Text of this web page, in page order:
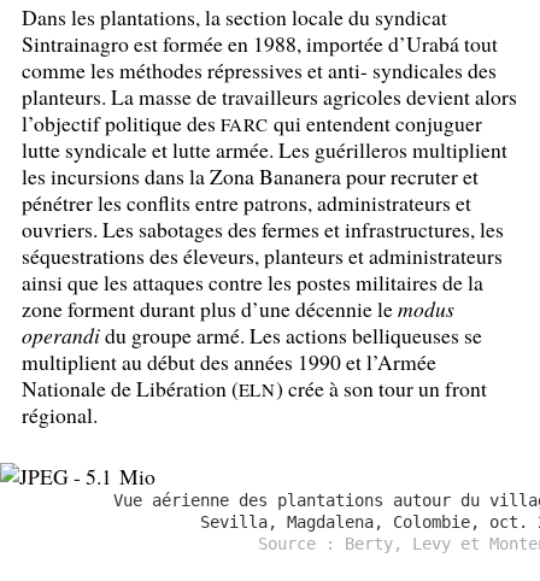
Dans les plantations, la section locale du syndicat
Sintrainagro est formée en 1988, importée d’Urabá tout
comme les méthodes répressives et anti- syndicales des
planteurs. La masse de travailleurs agricoles devient alors
l’objectif politique des FARC qui entendent conjuguer
lutte syndicale et lutte armée. Les guérilleros multiplient
les incursions dans la Zona Bananera pour recruter et
pénétrer les conflits entre patrons, administrateurs et
ouvriers. Les sabotages des fermes et infrastructures, les
séquestrations des éleveurs, planteurs et administrateurs
ainsi que les attaques contre les postes militaires de la
zone forment durant plus d’une décennie lemodus
operandidu groupe armé. Les actions belliqueuses se
multiplient au début des années 1990 et l’Armée
Nationale de Libération (ELN) crée à son tour un front
régional.
Vue aérienne des plantations autour du
Sevilla, Magdalena, Colombie, oct.
Source : Berty, Levy et